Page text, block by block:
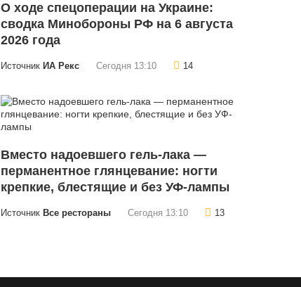
О ходе спецоперации на Украине:
сводка Минобороны РФ на 6 августа
2026 года
Источник ИА Рекс Сегодня 13:10 14
Вместо надоевшего гель-лака —
перманентное глянцевание: ногти
крепкие, блестящие и без УФ-лампы
Источник Все рестораны Сегодня 13:10 13